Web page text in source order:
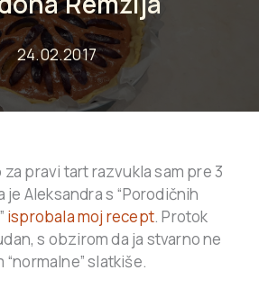
24.02.2017
pravi tart razvukla sam pre 3
je Aleksandra s “Porodičnih
isprobala moj recept. Protok
s obzirom da ja stvarno ne
“normalne” slatkiše.